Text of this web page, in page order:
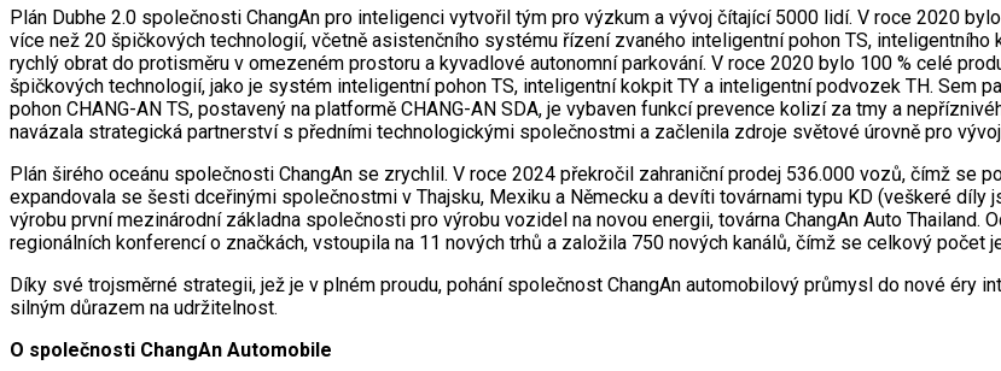
Plán Dubhe 2.0 společnosti ChangAn pro inteligenci vytvořil tým pro výzkum a vývoj čítající 5000 lidí. V roce 2020
více než 20 špičkových technologií, včetně asistenčního systému řízení zvaného inteligentní pohon TS,
rychlý obrat do protisměru v omezeném prostoru a kyvadlové autonomní parkování. V roce 2020 bylo 100 % celé
špičkových technologií, jako je systém inteligentní pohon TS, inteligentní kokpit TY a inteligentní podvozek TH. Sem
pohon CHANG-AN TS, postavený na platformě CHANG-AN SDA, je vybaven funkcí prevence kolizí za tmy a
navázala strategická partnerství s předními technologickými společnostmi a začlenila zdroje světové úrovně pro
Plán širého oceánu společnosti ChangAn se zrychlil. V roce 2024 překročil zahraniční prodej 536.000 vozů, čímž se
expandovala se šesti dceřinými společnostmi v Thajsku, Mexiku a Německu a devíti továrnami typu KD (veškeré díly
výrobu první mezinárodní základna společnosti pro výrobu vozidel na novou energii, továrna ChangAn Auto Thailand.
regionálních konferencí o značkách, vstoupila na 11 nových trhů a založila 750 nových kanálů, čímž se celkový počet
Díky své trojsměrné strategii, jež je v plném proudu, pohání společnost ChangAn automobilový průmysl do nové
silným důrazem na udržitelnost.
O společnosti ChangAn Automobile